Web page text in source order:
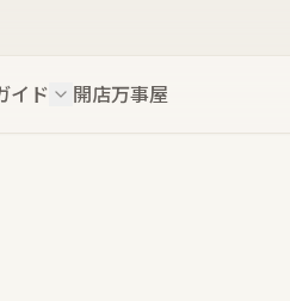
イド 開店万事屋